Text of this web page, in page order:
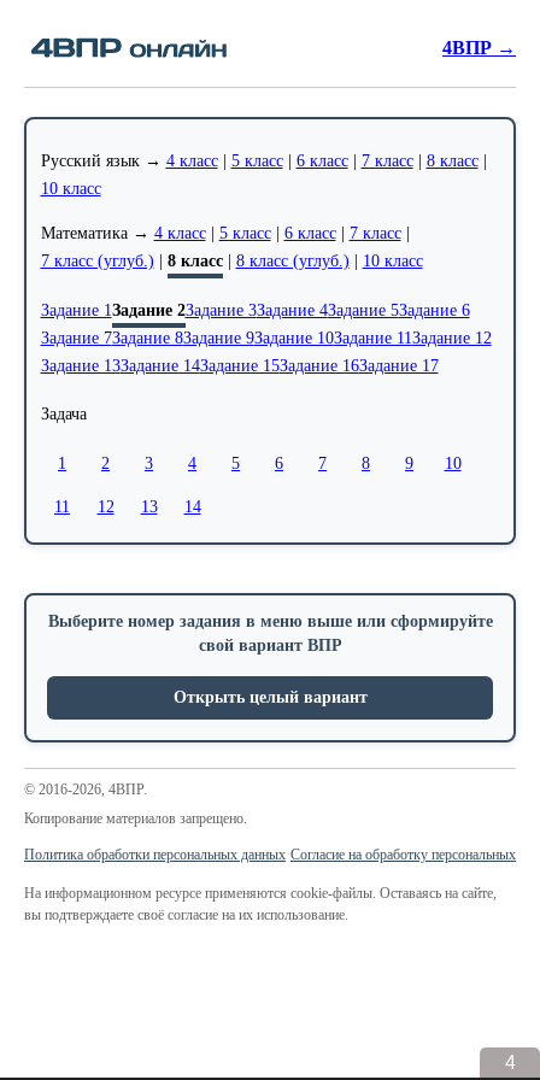
4ВПР →
Русский язык → 4 класс| 5 класс| 6 класс| 7 класс| 8 класс|
10 класс
Математика → 4 класс| 5 класс| 6 класс| 7 класс|
7 класс (углуб.) | 8 класс| 8 класс (углуб.) | 10 класс
Задание 1Задание 2Задание 3Задание 4Задание 5Задание 6
Задание 7Задание 8Задание 9Задание 10Задание 11Задание 12
Задание 13Задание 14Задание 15Задание 16Задание 17
Задача
1 2 3 4 5 6 7 8 9 10
11 12 13 14
Выберите номер задания в меню выше или сформируйте
свой вариант ВПР
Открыть целый вариант
4
© 2016-2026, 4ВПР.
Копирование материалов запрещено.
Политика обработки персональных данных·Согласие на обработку персональных
На информационном ресурсе применяются cookie-файлы. Оставаясь на сайте,
вы подтверждаете своё согласие на их использование.